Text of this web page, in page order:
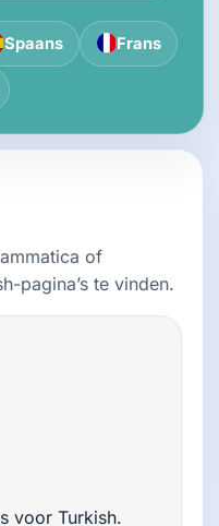
Spaans Frans
of
pagina’s te vinden.
voor Turkish.